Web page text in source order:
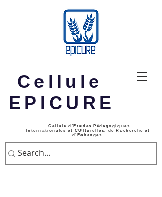
Cellule
EPICURE
Cellule d’Etudes Pédagogiques
Internationales et CUlturelles, de Recherche et
d’Echanges